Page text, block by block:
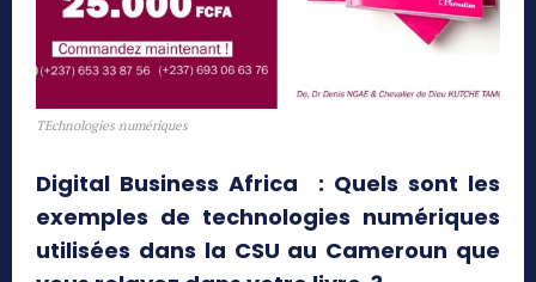
TEchnologies numériques
Digital Business Africa : Quels sont les
exemples de technologies numériques
utilisées dans la CSU au Cameroun que